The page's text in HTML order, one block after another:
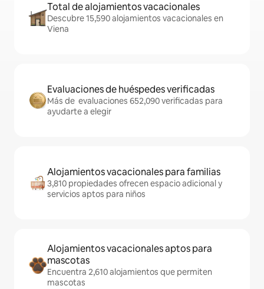
Total de alojamientos vacacionales
Descubre 15,590 alojamientos vacacionales en
Viena
Evaluaciones de huéspedes verificadas
Más de evaluaciones 652,090 verificadas para
ayudarte a elegir
Alojamientos vacacionales para familias
3,810 propiedades ofrecen espacio adicional y
servicios aptos para niños
Alojamientos vacacionales aptos para
mascotas
Encuentra 2,610 alojamientos que permiten
mascotas